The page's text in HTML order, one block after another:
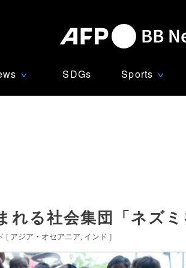
∨ SDGs Sports ∨
る社会集団「ネズミ
[ アジア・オセアニア インド ]